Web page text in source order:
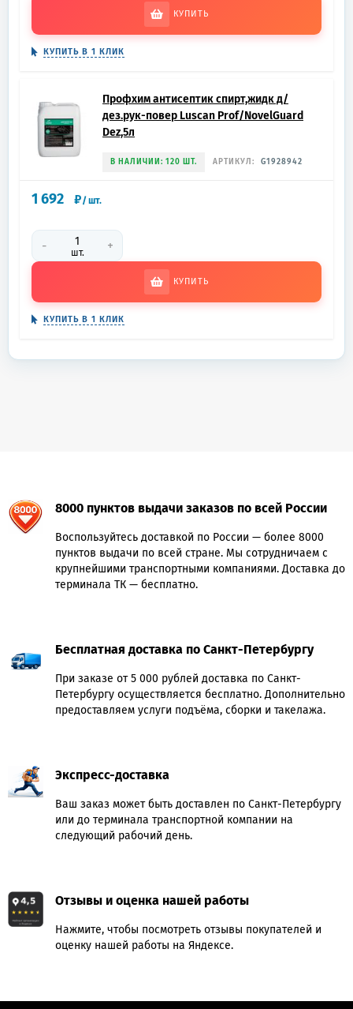
КУПИТЬ
КУПИТЬ В 1 КЛИК
Профхим антисептик спирт,жидк д/
дез.рук-повер Luscan Prof/NovelGuard
Dez,5л
В НАЛИЧИИ: 120 ШТ. АРТИКУЛ: G1928942
1 692 ₽/шт.
- шт. +
КУПИТЬ
КУПИТЬ В 1 КЛИК
8000 пунктов выдачи заказов по всей России
Воспользуйтесь доставкой по России — более 8000
пунктов выдачи по всей стране. Мы сотрудничаем с
крупнейшими транспортными компаниями. Доставка до
терминала ТК — бесплатно.
Бесплатная доставка по Санкт-Петербургу
При заказе от 5 000 рублей доставка по Санкт-
Петербургу осуществляется бесплатно. Дополнительно
предоставляем услуги подъёма, сборки и такелажа.
Экспресс-доставка
Ваш заказ может быть доставлен по Санкт-Петербургу
или до терминала транспортной компании на
следующий рабочий день.
Отзывы и оценка нашей работы
Нажмите, чтобы посмотреть отзывы покупателей и
оценку нашей работы на Яндексе.